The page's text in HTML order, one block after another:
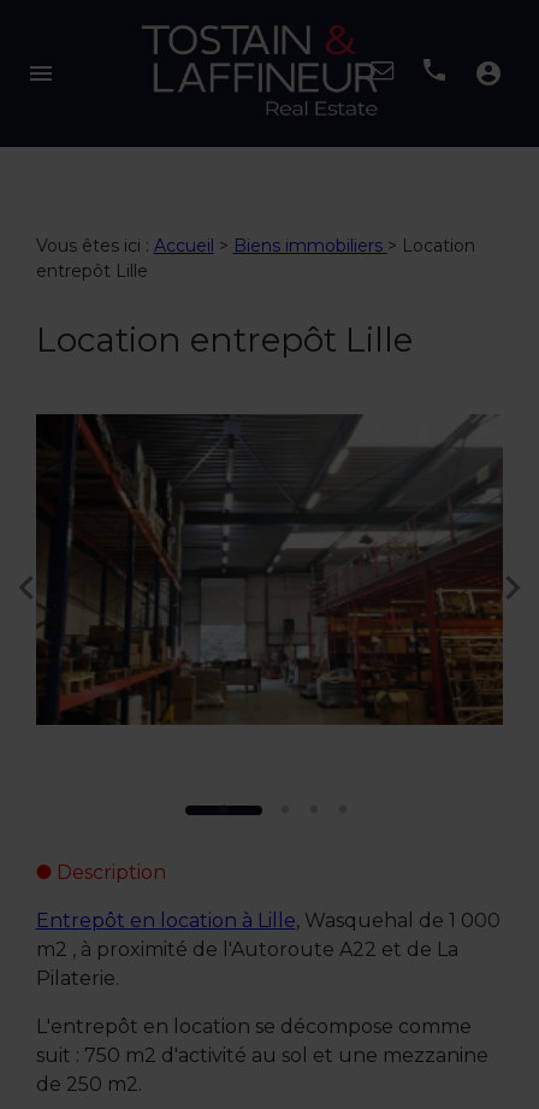
menu account_circle
Vous êtes ici : Accueil > Biens immobiliers > Location
entrepôt Lille
Location entrepôt Lille
Description
Entrepôt en location à Lille, Wasquehal de 1 000
m2 , à proximité de l'Autoroute A22 et de La
Pilaterie.
L'entrepôt en location se décompose comme
suit : 750 m2 d'activité au sol et une mezzanine
de 250 m2.